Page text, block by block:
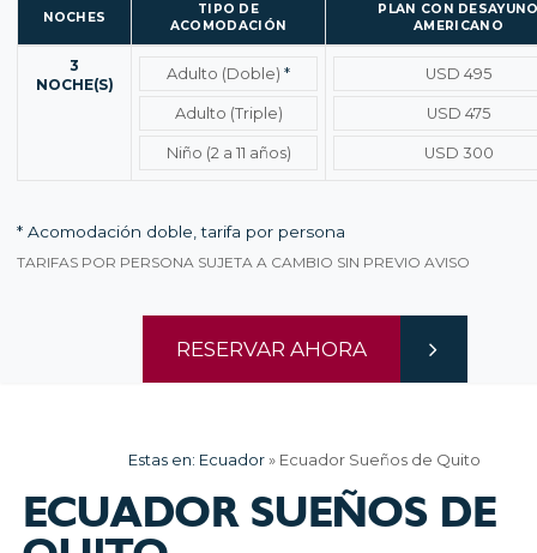
Estas en: Ecuador» Ecuador Sueños de Quito
ECUADOR SUEÑOS DE
NOCHES
TIPO DE
ACOMODACIÓN
PLAN CON
AMERICANO
3
NOCHE(S)
Adulto (Doble) *
Adulto (Triple)
Niño (2 a 11 años)
USD 495
USD 475
USD 300
* Acomodación doble, tarifa por persona
TARIFAS POR PERSONA SUJETA A CAMBIO SIN PREVIO AVISO
RESERVAR AHORA